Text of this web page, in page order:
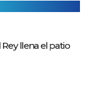
llena el patio